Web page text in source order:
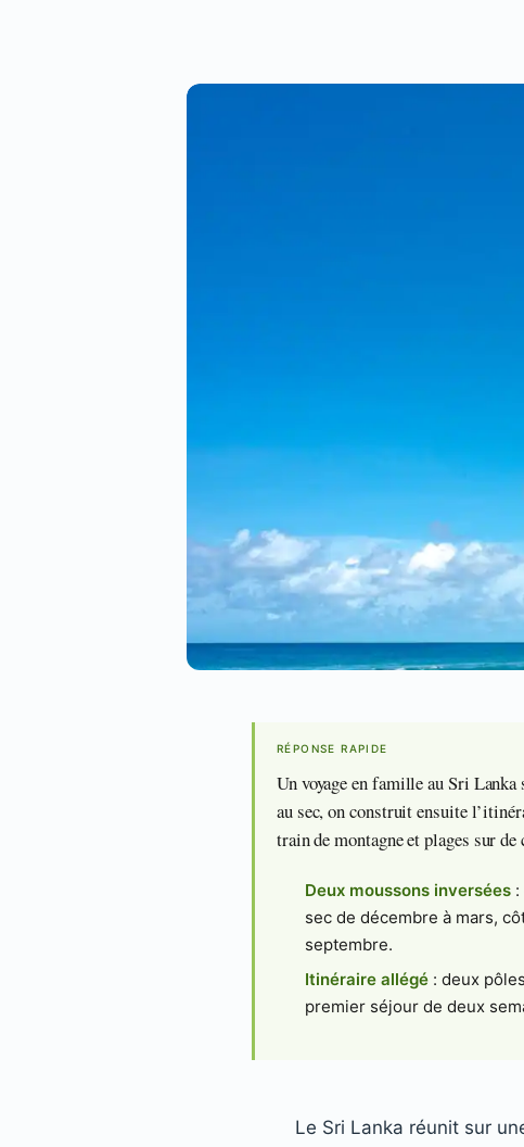
RÉPONSE RAPIDE
Un voyage en famille au Sri
au sec, on construit ensuite
train de montagne et plages sur de
Deux moussons inversées:
sec de décembre à mars,
septembre.
Itinéraire allégé: deux
premier séjour de deux
Le Sri Lanka réunit sur